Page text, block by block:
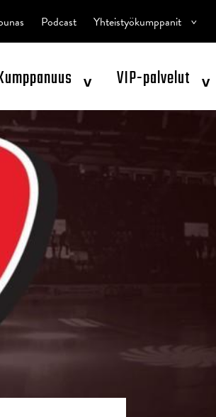
^ VIP-palvelut ^
Podcast Yhteistyökumppanit ^